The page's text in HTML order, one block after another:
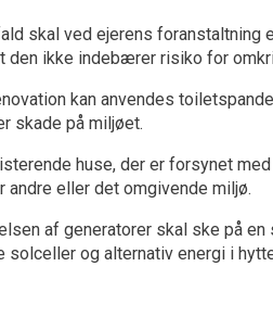
skal ved ejerens
den ikke indebærer risiko for
kan anvendes
skade på miljøet.
huse, der er forsynet
andre eller det omgivende miljø.
af generatorer skal ske på
solceller og alternativ energi i